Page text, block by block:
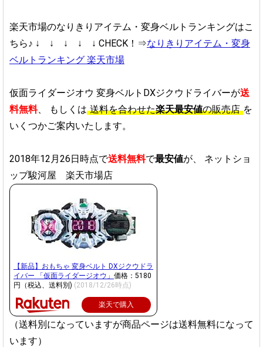
楽天市場のなりきりアイテム・変身ベルトランキングはこ
ちら♪ ↓ ↓ ↓ ↓ ↓ CHECK！⇒なりきりアイテム・変身
ベルトランキング 楽天市場
仮面ライダージオウ 変身ベルトDXジクウドライバーが送
料無料、 もしくは 送料を合わせた楽天最安値の販売店 を
いくつかご案内いたします。
2018年12月26日時点で送料無料で最安値が、
ネットショ
ップ駿河屋 楽天市場店
【新品】おもちゃ 変身ベルト DXジクウドラ
イバー 「仮面ライダージオウ」 価格：5180
円（税込、送料別) (2018/12/26時点)
楽天で購入
（送料別になっていますが商品ページは送料無料になって
います）